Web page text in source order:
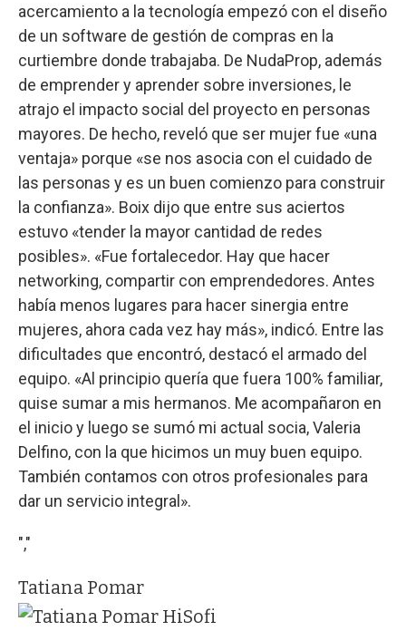
acercamiento a la tecnología empezó con el diseño
de un software de gestión de compras en la
curtiembre donde trabajaba. De NudaProp, además
de emprender y aprender sobre inversiones, le
atrajo el impacto social del proyecto en personas
mayores. De hecho, reveló que ser mujer fue «una
ventaja» porque «se nos asocia con el cuidado de
las personas y es un buen comienzo para construir
la confianza». Boix dijo que entre sus aciertos
estuvo «tender la mayor cantidad de redes
posibles». «Fue fortalecedor. Hay que hacer
networking, compartir con emprendedores. Antes
había menos lugares para hacer sinergia entre
mujeres, ahora cada vez hay más», indicó. Entre las
dificultades que encontró, destacó el armado del
equipo. «Al principio quería que fuera 100% familiar,
quise sumar a mis hermanos. Me acompañaron en
el inicio y luego se sumó mi actual socia, Valeria
Delfino, con la que hicimos un muy buen equipo.
También contamos con otros profesionales para
dar un servicio integral».
","
Tatiana Pomar